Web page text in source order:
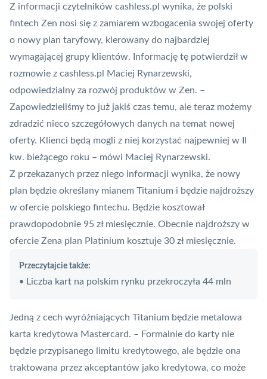
Z informacji czytelników cashless.pl wynika, że polski
fintech Zen nosi się z zamiarem wzbogacenia swojej oferty
o nowy plan taryfowy, kierowany do najbardziej
wymagającej grupy klientów. Informację tę potwierdził w
rozmowie z cashless.pl Maciej Rynarzewski,
odpowiedzialny za rozwój produktów w Zen. –
Zapowiedzieliśmy to już jakiś czas temu, ale teraz możemy
zdradzić nieco szczegółowych danych na temat nowej
oferty. Klienci będą mogli z niej korzystać najpewniej w II
kw. bieżącego roku – mówi Maciej Rynarzewski.
Z przekazanych przez niego informacji wynika, że nowy
plan będzie określany mianem Titanium i będzie najdroższy
w ofercie polskiego fintechu. Będzie kosztował
prawdopodobnie 95 zł miesięcznie. Obecnie najdroższy w
ofercie Zena plan Platinium kosztuje 30 zł miesięcznie.
Przeczytajcie także:
• Liczba kart na polskim rynku przekroczyła 44 mln
Jedną z cech wyróżniających Titanium będzie metalowa
karta kredytowa Mastercard. – Formalnie do karty nie
będzie przypisanego limitu kredytowego, ale będzie ona
traktowana przez akceptantów jako kredytowa, co może